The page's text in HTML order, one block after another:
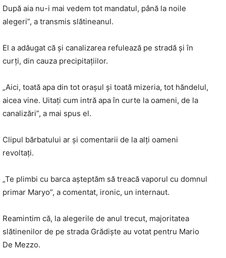
După aia nu-i mai vedem tot mandatul, până la noile
alegeri”, a transmis slătineanul.
El a adăugat că şi canalizarea refulează pe stradă şi în
curţi, din cauza precipitaţiilor.
„Aici, toată apa din tot oraşul şi toată mizeria, tot hăndelul,
aicea vine. Uitaţi cum intră apa în curte la oameni, de la
canalizări”, a mai spus el.
Clipul bărbatului ar şi comentarii de la alţi oameni
revoltaţi.
„Te plimbi cu barca așteptăm să treacă vaporul cu domnul
primar Maryo”, a comentat, ironic, un internaut.
Reamintim că, la alegerile de anul trecut, majoritatea
slătinenilor de pe strada Grădişte au votat pentru Mario
De Mezzo.